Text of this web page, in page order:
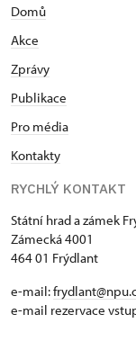
Domů
Akce
Zprávy
Publikace
Pro média
Kontakty
RYCHLÝ KONTAKT
Státní hrad a zámek
Zámecká 4001
464 01 Frýdlant
e-mail:
e-mail rezervace